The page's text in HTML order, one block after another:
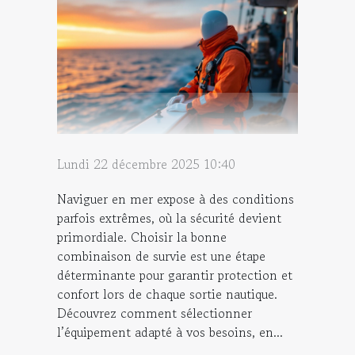
Lundi 22 décembre 2025 10:40
Naviguer en mer expose à des conditions
parfois extrêmes, où la sécurité devient
primordiale. Choisir la bonne
combinaison de survie est une étape
déterminante pour garantir protection et
confort lors de chaque sortie nautique.
Découvrez comment sélectionner
l’équipement adapté à vos besoins, en...